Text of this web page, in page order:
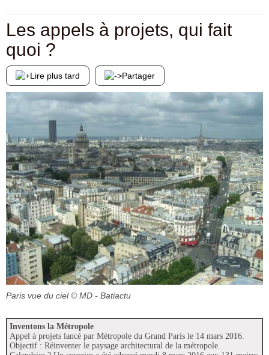
Les appels à projets, qui fait
quoi ?
Lire plus tard Partager
Paris vue du ciel © MD - Batiactu
Inventons la Métropole
Appel à projets lancé par Métropole du Grand Paris le 14 mars 2016.
Objectif : Réinventer le paysage architectural de la métropole.